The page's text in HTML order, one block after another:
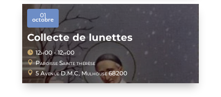
01
octobre
Collecte de lunettes
12h00 - 12h00
Paroisse Sainte thérèse
5 Avenue D.M.C, Mulhouse 68200